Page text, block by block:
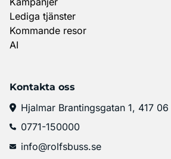
Lediga tjänster
Kommande resor
AI
Kontakta oss
Hjalmar Brantingsgatan 1, 417
0771-150000
info@rolfsbuss.se